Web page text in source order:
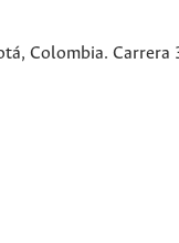
Colombia.